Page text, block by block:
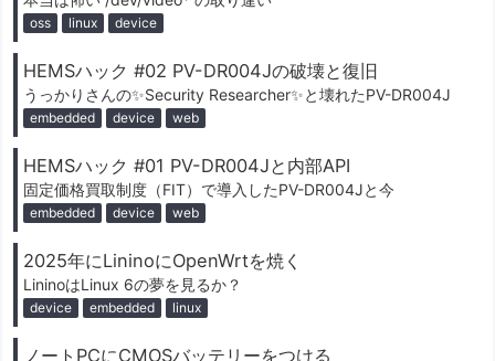
oss linux device
HEMSハック #02 PV-DR004Jの破壊と復旧
うっかりさんの✨️Security Researcher✨️と壊れたPV-DR004J
embedded device web
HEMSハック #01 PV-DR004Jと内部API
固定価格買取制度（FIT）で導入したPV-DR004Jと今
embedded device web
2025年にLininoにOpenWrtを焼く
LininoはLinux 6の夢を見るか？
device embedded linux
ノートPCにCMOSバッテリーをつける